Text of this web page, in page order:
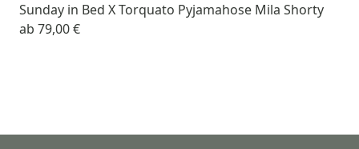
Sunday in Bed X Torquato Pyjamahose Mila Shorty
ab 79,00 €